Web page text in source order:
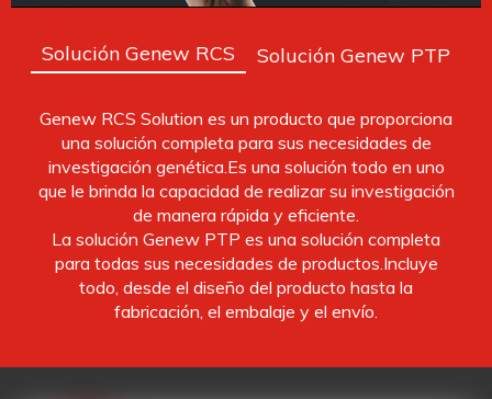
Solución Genew RCS Solución Genew PTP
Genew RCS Solution es un producto que proporciona
una solución completa para sus necesidades de
investigación genética.Es una solución todo en uno
que le brinda la capacidad de realizar su investigación
de manera rápida y eficiente.
La solución Genew PTP es una solución completa
para todas sus necesidades de productos.Incluye
todo, desde el diseño del producto hasta la
fabricación, el embalaje y el envío.